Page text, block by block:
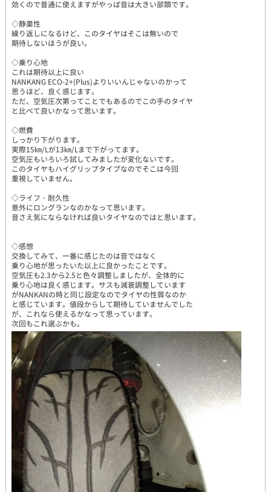
効くので普通に使えますがやっぱ音は大きい部類です。
◇静粛性
繰り返しになるけど、このタイヤはそこは無いので
期待しないほうが良い。
◇乗り心地
これは期待以上に良い
NANKANG ECO-2+(Plus)よりいいんじゃないのかって
思うほど、良く感じます。
ただ、空気圧次第ってことでもあるのでこの手のタイヤ
と比べて良いかなって思います。
◇燃費
しっかり下がります。
実際15㎞/Lが13㎞/Lまで下がってます。
空気圧もいろいろ試してみましたが変化ないです。
このタイヤもハイグリップタイプなのでそこは今回
重視していません。
◇ライフ・耐久性
意外にロングランなのかなって思います。
音さえ気にならなければ良いタイヤなのではと思います。
◇感想
交換してみて、一番に感じたのは音ではなく
乗り心地が思ったいた以上に良かったことです。
空気圧も2.3から2.5と色々調整しましたが、全体的に
乗り心地は良く感じます。サスも減衰調整しています
がNANKANの時と同じ設定なのでタイヤの性質なのか
と感じています。値段からして期待していませんでした
が、これなら使えるかなって思っています。
次回もこれ選ぶかも。